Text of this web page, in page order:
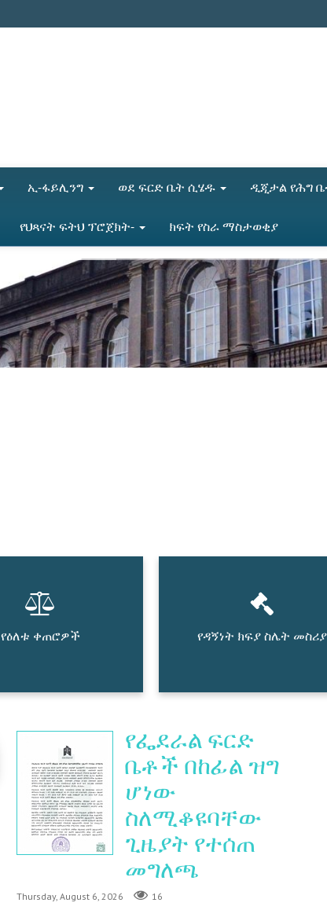
ኢ-ፋይሊንግ ወደ ፍርድ ቤት ሲሄዱ ዲጂታል የሕግ
የህጻናት ፍትህ ፕሮጀክት- ክፍት የስራ ማስታወቂያ
የዕለቱ ቀጠሮዎች የዳኝነት ክፍያ ስሌት መስሪያ
የፌደራል ፍርድ
ቤቶች በከፊል ዝግ
ሆነው
ስለሚቆዩባቸው
ጊዜያት የተሰጠ
መግለጫ
Thursday, August 6, 2026 16